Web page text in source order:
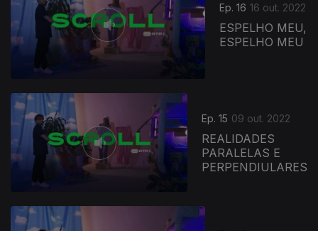
Ep. 16 16 out. 2022
ESPELHO MEU,
ESPELHO MEU
Ep. 15 09 out. 2022
REALIDADES
PARALELAS E
PERPENDIULARES
646214